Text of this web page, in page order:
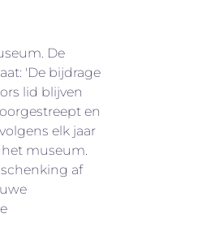
De
'De bijdrage
lid blijven
en
elk jaar
het museum.
af